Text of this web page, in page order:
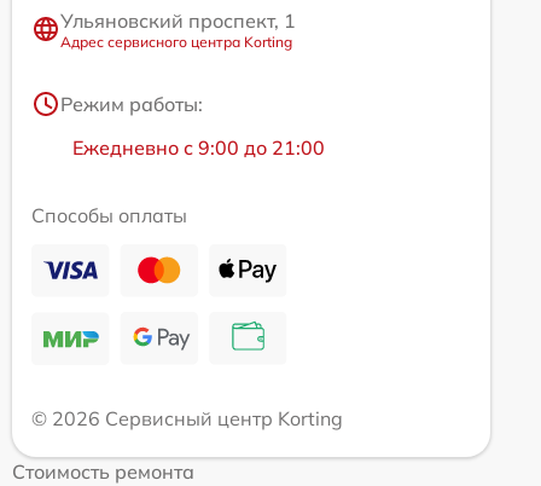
Ульяновский проспект, 1
Адрес сервисного центра Korting
Режим работы:
Ежедневно с 9:00 до 21:00
Способы оплаты
© 2026 Сервисный центр Korting
Стоимость ремонта